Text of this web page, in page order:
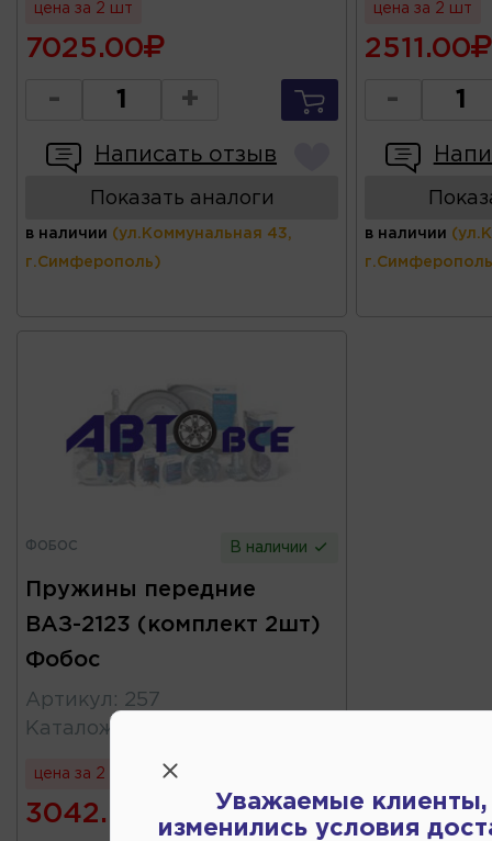
цена за 2 шт
7025.00
- +
Написать отзыв
Показать аналоги
в наличии (ул.Коммунальная 43,
г.Симферополь)
цена за 2 шт
2511.00
-
в наличии
ФОБОС В наличии
Пружины передние
ВАЗ-2123 (комплект 2шт)
Фобос
Артикул : 257
Каталожный
цена за 2 шт
3042.90
Уважаемые клиенты,
изменились условия